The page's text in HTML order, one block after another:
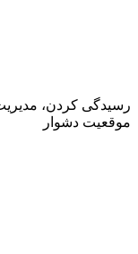
رسیدگی کردن،
موقعیت دشوار